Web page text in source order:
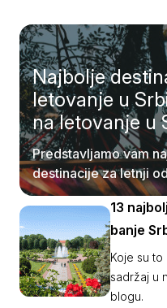
Najbolje
letovanje u
na letovanje u
Predstavljamo vam
destinacije za letnji
planina do jezera.
13
banje
Koje su to
sadržaj u
blogu.